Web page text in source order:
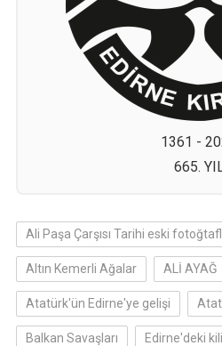
1361 -
665.
Ali Paşa Çarşısı Tarihi eski
Altın Kemerli Ağalar ALİ AYAĞ
Atatürk'ün Edirne'ye gelişi
Balkan Savaşları Edirne'deki